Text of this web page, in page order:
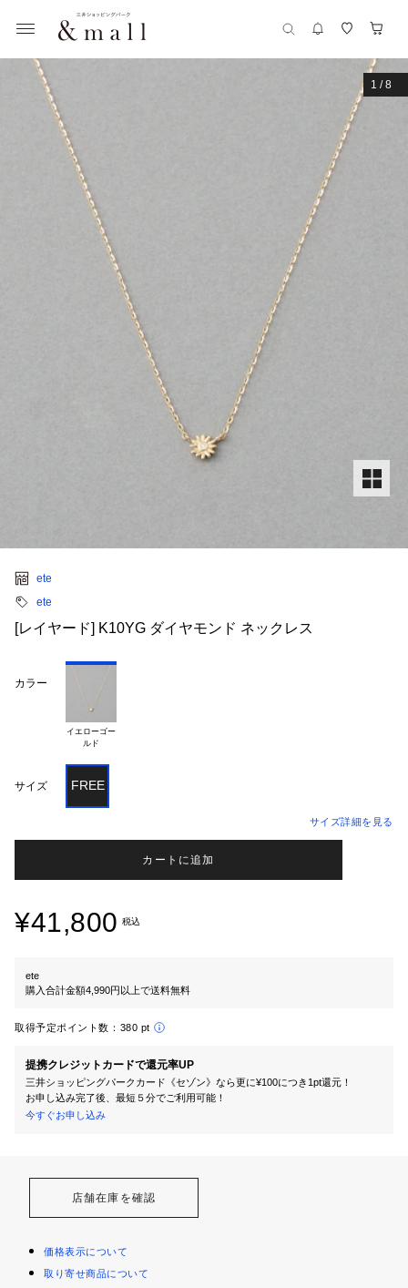
1 /8
ete
ete
[レイヤード] K10YG ダイヤモンド ネックレス
カラー
イエローゴー
サイズ FREE
サイズ詳細を見る
カートに追加
¥41,800 税込
ete
購入合計金額4,990円以上で送料無料
取得予定ポイント数： 380 pt
提携クレジットカードで還元率UP
三井ショッピングパークカード《セゾン》なら更に¥100につき1pt還元！
お申し込み完了後、最短５分でご利用可能！
今すぐお申し込み
店舗在庫を確認
価格表示について
取り寄せ商品について